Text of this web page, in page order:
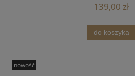
139,00 zł
do koszyka
nowość